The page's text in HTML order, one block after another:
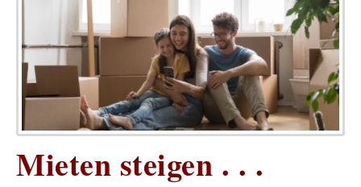
Mieten steigen . . .